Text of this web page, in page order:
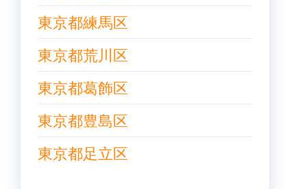
東京都練馬区
東京都荒川区
東京都葛飾区
東京都豊島区
東京都足立区